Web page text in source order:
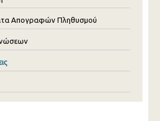
Απογραφών Πληθυσμού